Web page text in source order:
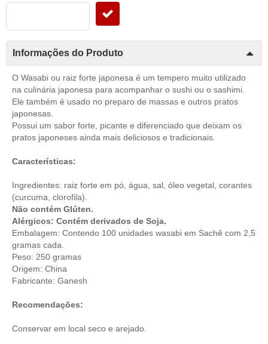
Informações do Produto
O Wasabi ou raiz forte japonesa é um tempero muito utilizado
na culinária japonesa para acompanhar o sushi ou o sashimi.
Ele também é usado no preparo de massas e outros pratos
japonesas.
Possui um sabor forte, picante e diferenciado que deixam os
pratos japoneses ainda mais deliciosos e tradicionais.
Características:
Ingredientes: raiz forte em pó, água, sal, óleo vegetal, corantes
(curcuma, clorofila).
Não contém Glúten.
Alérgicos: Contém derivados de Soja.
Embalagem: Contendo 100 unidades wasabi em Sachê com 2,5
gramas cada.
Peso: 250 gramas
Origem: China
Fabricante: Ganesh
Recomendações:
Conservar em local seco e arejado.